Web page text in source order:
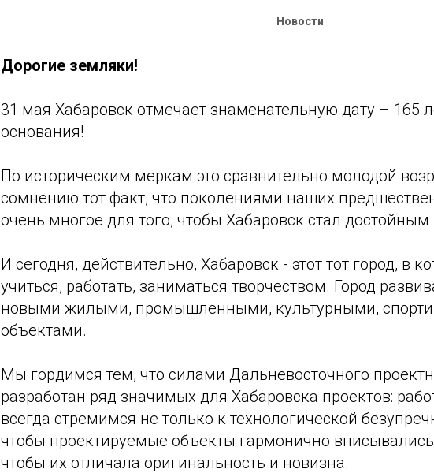
Новости
С днем рождения, Хабаровск!
Дорогие земляки!
31 мая Хабаровск отмечает знаменательную дату – 165
основания!
По историческим меркам это сравнительно молодой
сомнению тот факт, что поколениями наших
очень многое для того, чтобы Хабаровск стал
И сегодня, действительно, Хабаровск - этот тот город, в
учиться, работать, заниматься творчеством. Город
новыми жилыми, промышленными, культурными,
объектами.
Мы гордимся тем, что силами Дальневосточного
разработан ряд значимых для Хабаровска проектов:
всегда стремимся не только к технологической
чтобы проектируемые объекты гармонично вписывались
чтобы их отличала оригинальность и новизна.